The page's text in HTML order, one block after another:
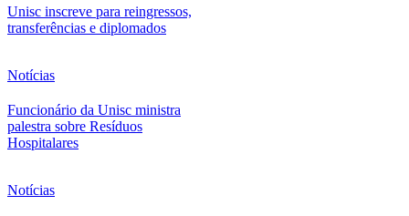
Unisc inscreve para reingressos,
transferências e diplomados
Notícias
Funcionário da Unisc ministra
palestra sobre Resíduos
Hospitalares
Notícias